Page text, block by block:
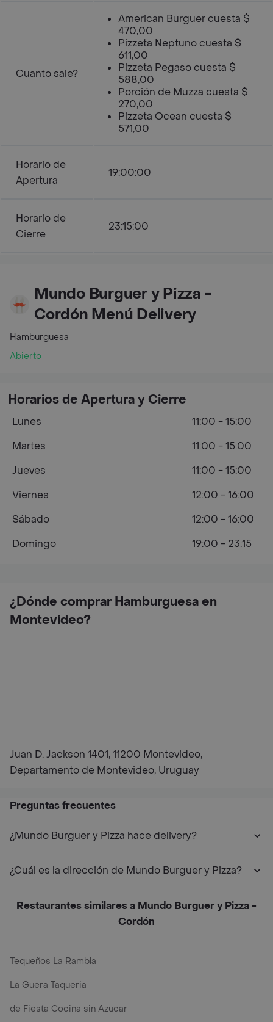
Cuanto sale?
American Burguer cuesta $
470,00
Pizzeta Neptuno cuesta $
611,00
Pizzeta Pegaso cuesta $
588,00
Porción de Muzza cuesta $
270,00
Pizzeta Ocean cuesta $
571,00
Horario de
Apertura
19:00:00
Horario de
Cierre
23:15:00
Mundo Burguer y Pizza -
Cordón Menú Delivery
Hamburguesa
Abierto
¿Dónde comprar Hamburguesa en
Montevideo?
Juan D. Jackson 1401, 11200 Montevideo,
Departamento de Montevideo, Uruguay
Horarios de Apertura y Cierre
Lunes
11:00 - 15:00
Martes
11:00 - 15:00
Jueves
11:00 - 15:00
Viernes
12:00 - 16:00
Sábado
12:00 - 16:00
Domingo
19:00 - 23:15
Preguntas frecuentes
¿Mundo Burguer y Pizza hace delivery?
¿Cuál es la dirección de Mundo Burguer y Pizza?
Restaurantes similares a Mundo Burguer y Pizza -
Cordón
Tequeños La Rambla
La Guera Taqueria
de Fiesta Cocina sin Azucar